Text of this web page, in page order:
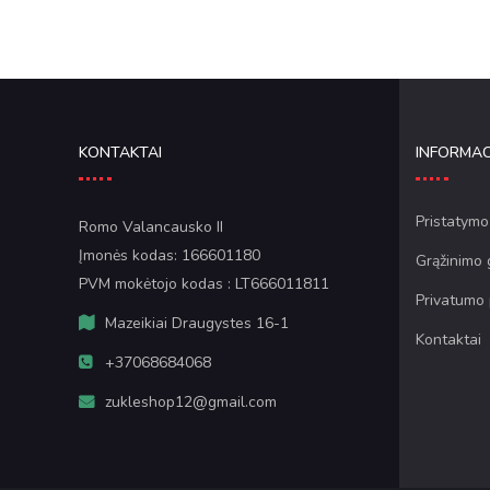
KONTAKTAI
Romo Valancausko II
Įmonės kodas: 166601180
PVM mokėtojo kodas : LT666011811
Mazeikiai Draugystes 16-1
+37068684068
zukleshop12@gmail.com
Kontaktai